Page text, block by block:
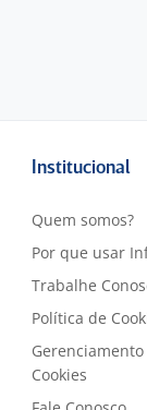
Institucional
Quem somos?
Por que usar
Trabalhe
Política de
Gerenciamento
Cookies